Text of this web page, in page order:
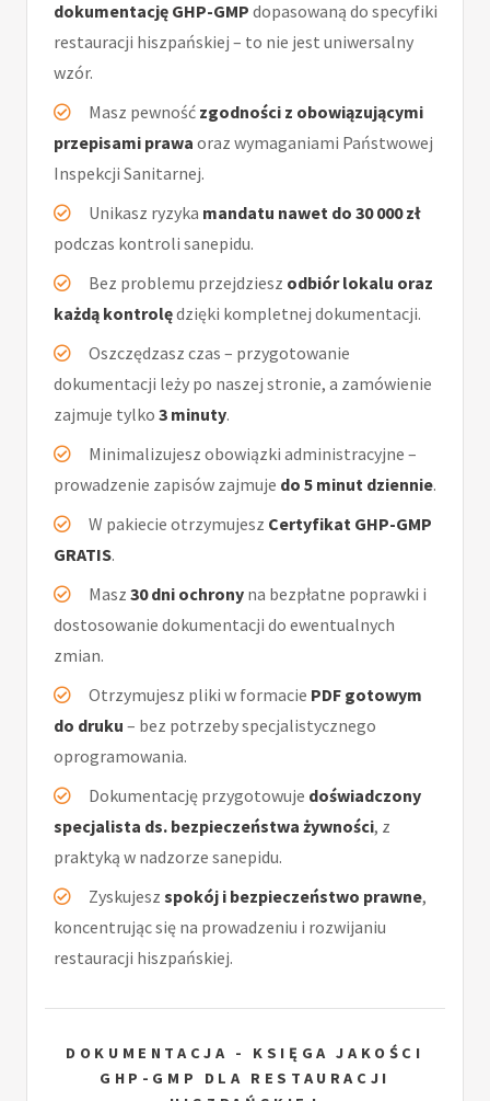
dokumentację GHP-GMP dopasowaną do specyfiki
restauracji hiszpańskiej – to nie jest uniwersalny
wzór.
Masz pewność zgodności z obowiązującymi
przepisami prawa oraz wymaganiami Państwowej
Inspekcji Sanitarnej.
Unikasz ryzyka mandatu nawet do 30 000 zł
podczas kontroli sanepidu.
Bez problemu przejdziesz odbiór lokalu oraz
każdą kontrolędzięki kompletnej dokumentacji.
Oszczędzasz czas – przygotowanie
dokumentacji leży po naszej stronie, a zamówienie
zajmuje tylko 3 minuty.
Minimalizujesz obowiązki administracyjne –
prowadzenie zapisów zajmuje do 5 minut dziennie.
W pakiecie otrzymujesz Certyfikat GHP-GMP
GRATIS.
Masz 30 dni ochrony na bezpłatne poprawki i
dostosowanie dokumentacji do ewentualnych
zmian.
Otrzymujesz pliki w formacie PDF gotowym
do druku – bez potrzeby specjalistycznego
oprogramowania.
Dokumentację przygotowuje doświadczony
specjalista ds. bezpieczeństwa żywności, z
praktyką w nadzorze sanepidu.
Zyskujesz spokój i bezpieczeństwo prawne,
koncentrując się na prowadzeniu i rozwijaniu
restauracji hiszpańskiej.
DOKUMENTACJA - KSIĘGA JAKOŚCI
GHP-GMP DLA RESTAURACJI